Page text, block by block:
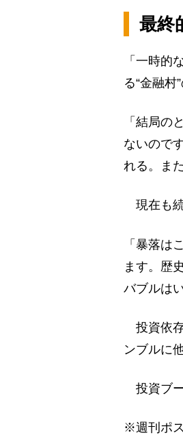
最終
「一時的
る“金融村
「結局の
ないので
れる。ま
現在も続
「暴落は
ます。歴
バブルは
投資依
ンブルに
投資ブー
※週刊ポ